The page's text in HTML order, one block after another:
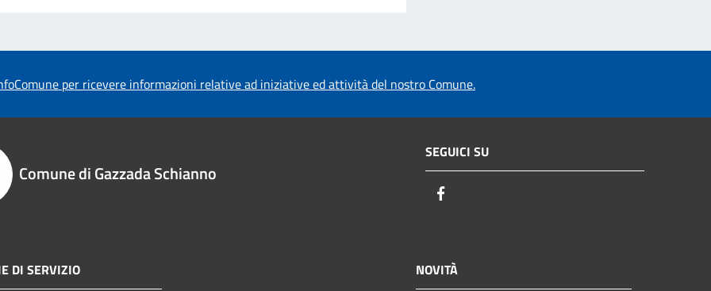
per ricevere informazioni relative ad iniziative ed attività del nostro Comune.
Comune di Gazzada Schianno
SEGUICI SU
DI SERVIZIO NOVITÀ